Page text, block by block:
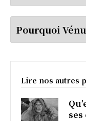
Pourquoi
Lire nos autres
ses